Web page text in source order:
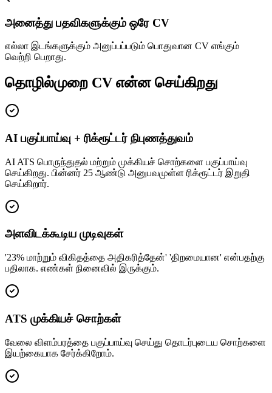
அனைத்து பதவிகளுக்கும் ஒரே CV
எல்லா இடங்களுக்கும் அனுப்பப்படும் பொதுவான CV எங்கும்
வெற்றி பெறாது.
தொழில்முறை CV என்ன செய்கிறது
AI பகுப்பாய்வு + ரிக்ரூட்டர் நிபுணத்துவம்
AI ATS பொருந்துதல் மற்றும் முக்கியச் சொற்களை பகுப்பாய்வு
செய்கிறது. பின்னர் 25 ஆண்டு அனுபவமுள்ள ரிக்ரூட்டர் இறுதி
செய்கிறார்.
அளவிடக்கூடிய முடிவுகள்
'23% மாற்றும் விகிதத்தை அதிகரித்தேன்' 'திறமையான' என்பதற்கு
பதிலாக. எண்கள் நினைவில் இருக்கும்.
ATS முக்கியச் சொற்கள்
வேலை விளம்பரத்தை பகுப்பாய்வு செய்து தொடர்புடைய சொற்களை
இயற்கையாக சேர்க்கிறோம்.